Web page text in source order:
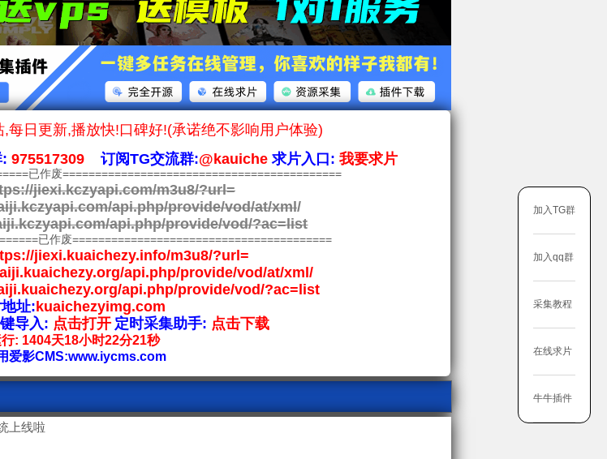
每日更新,播放快!口碑好!(承诺绝不影响用户体验)
975517309 订阅TG交流群:@kauiche 求片入口:我要求片
已作废===========================================
jiexi.kczyapi.com/m3u8/?url=
api.php/provide/vod/at/xml/
api.php/provide/vod/?ac=list
已作废========================================
jiexi.kuaichezy.info/m3u8/?url=
api.php/provide/vod/at/xml/
api.php/provide/vod/?ac=list
址: kuaichezyimg.com
导入: 点击打开 定时采集助手: 点击下载
: 1404天18小时22分21秒
爱影CMS:www.iycms.com
上线啦
加入TG群
加入qq群
采集教程
在线求片
牛牛插件